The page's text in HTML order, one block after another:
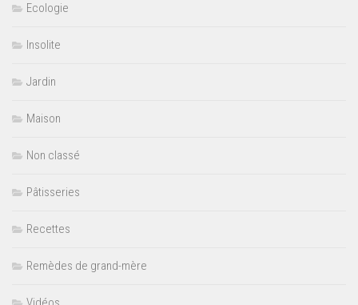
Ecologie
Insolite
Jardin
Maison
Non classé
Pâtisseries
Recettes
Remèdes de grand-mère